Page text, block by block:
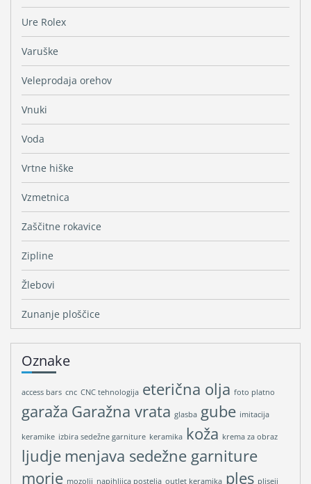
Ure Rolex
Varuške
Veleprodaja orehov
Vnuki
Voda
Vrtne hiške
Vzmetnica
Zaščitne rokavice
Zipline
Žlebovi
Zunanje ploščice
Oznake
access bars cnc CNC tehnologija eterična olja foto platno
garaža Garažna vrata glasba gube imitacija
keramike izbira sedežne garniture keramika koža krema za obraz
ljudje menjava sedežne garniture
morje mozolji napihljica postelja outlet keramika ples pliseji